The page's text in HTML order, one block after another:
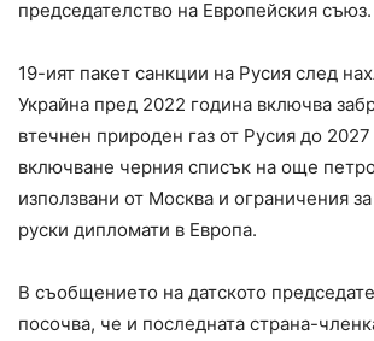
председателство на Европейския съюз.
19-ият пакет санкции на Русия след
Украйна пред 2022 година включва
втечнен природен газ от Русия до 2027
включване черния списък на още
използвани от Москва и ограничения
руски дипломати в Европа.
В съобщението на датското
посочва, че и последната страна-